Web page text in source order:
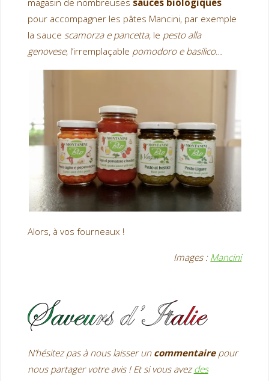
pour accompagner les pâtes Mancini, par exemple
la sauce scamorza e pancetta, le pesto alla
genovese, l’irremplaçable pomodoro e basilico…
Alors, à vos fourneaux !
Images : Mancini
N’hésitez pas à nous laisser un commentairepour
nous partager votre avis ! Et si vous avezdes